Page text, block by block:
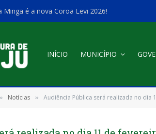
Minga é a nova Coroa Levi 2026!
INÍCIO MUNICÍPIO
» Notícias » Audiência Pública será realizada no dia